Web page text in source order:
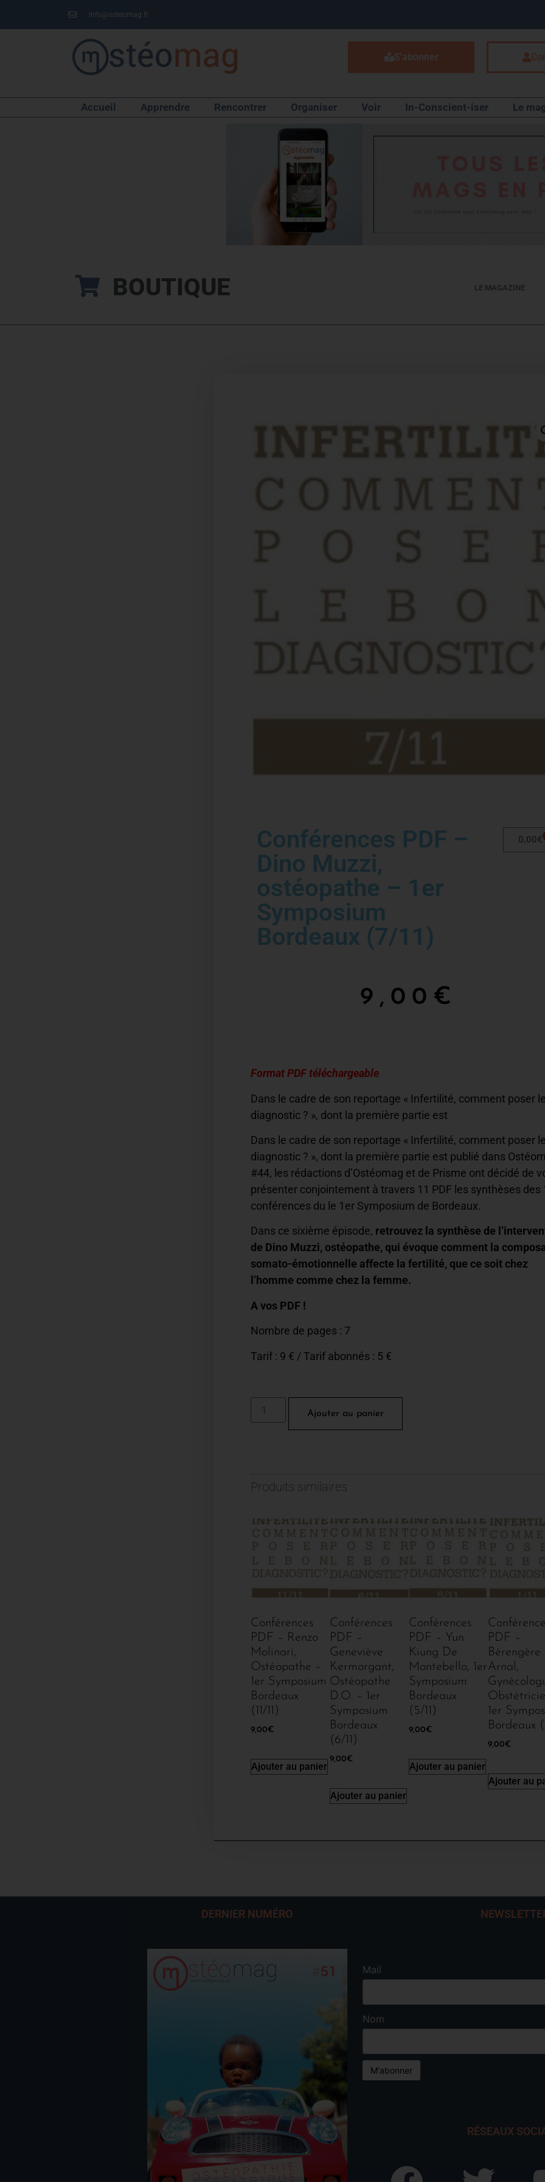
info@osteomag.fr
S'abonner
Accueil Apprendre Rencontrer Organiser Voir In-Conscient-iser Le
BOUTIQUE LE MAGAZINE
Conférences PDF –
Dino Muzzi,
ostéopathe – 1er
Symposium
Bordeaux (7/11)
0,00€
9,00 €
Format PDF téléchargeable
Dans le cadre de son reportage « Infertilité, comment poser
diagnostic ? », dont la première partie est
Dans le cadre de son reportage « Infertilité, comment poser
diagnostic ? », dont la première partie est publié dans
#44, les rédactions d’Ostéomag et de Prisme ont décidé de
présenter conjointement à travers 11 PDF les synthèses des
conférences du le 1er Symposium de Bordeaux.
Dans ce sixième épisode, retrouvez la synthèse de
de Dino Muzzi, ostéopathe, qui évoque comment la
somato-émotionnelle affecte la fertilité, que ce soit chez
l’homme comme chez la femme.
A vos PDF !
Nombre de pages : 7
Tarif : 9 € / Tarif abonnés : 5 €
Ajouter au panier
Produits similaires
Conférences
PDF – Renzo
Molinari,
Ostéopathe –
1er Symposium
Bordeaux
(11/11)
9,00€
Ajouter au panier
Conférences
PDF –
Geneviève
Kermorgant,
Ostéopathe
D.O. – 1er
Symposium
Bordeaux
(6/11)
9,00€
Ajouter au panier
Conférences
PDF – Yun
Kiung De
Montebello, 1er
Symposium
Bordeaux
(5/11)
9,00€
Ajouter au panier
PDF –
Bérengère
Arnal,
1er
Bordeaux
9,00€
Ajouter au
DERNIER NUMÉRO
Mail
Nom
RÉSEAUX